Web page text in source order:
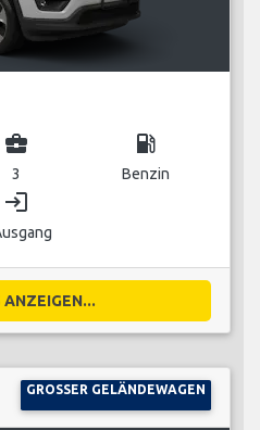
business_center
3
local_gas_station
Benzin
login
ANZEIGEN...
GROSSER GELÄNDEWAGEN